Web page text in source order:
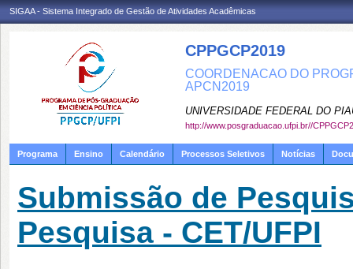
SIGAA - Sistema Integrado de Gestão de Atividades Acadêmicas
CPPGCP2019
COORDENACAO DO
APCN2019
UNIVERSIDADE FEDERAL DO
http://www.posgraduacao.ufpi.br//
Programa Ensino Calendário Processos Seletivos Notícias
Submissão de
Pesquisa - CET/UFPI